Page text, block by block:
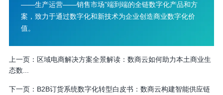
——生产运营——销售市场”端到端的全链数字化产品和方
案，致力于通过数字化和新技术为企业创造商业数字化价
值。
上一页： 区域电商解决方案全景解读：数商云如何助力本土商业生
态数...
下一页： B2B订货系统数字化转型白皮书：数商云构建智能供应链